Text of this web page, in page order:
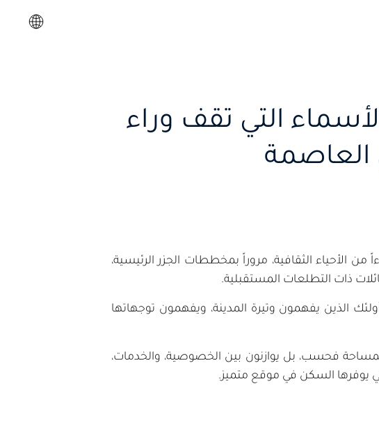
التي تقف وراء
العاصمة
الثقافية، مروراً بمخططات الجزر الرئيسية،
ذات التطلعات المستقبلية.
الذين يفهمون وتيرة المدينة، ويفهمون توجهاتها
فحسب، بل يوازنون بين الخصوصية، والخدمات،
يوفرها السكن في موقع متميز.